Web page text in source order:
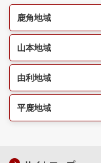
鹿角地域
山本地域
由利地域
平鹿地域